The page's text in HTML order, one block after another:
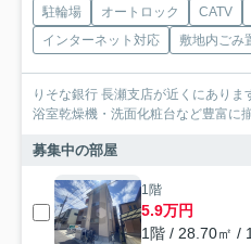
駐輪場 オートロック CATV
インターネット対応
敷地内ごみ
りそな銀行 長瀬支店が近くにあり
浴室乾燥機・洗面化粧台など豊富に
募集中の部屋
1階
5.9万円
1階 / 28.70㎡ /